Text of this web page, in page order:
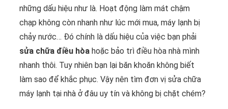
những dấu hiệu như là. Hoạt động làm mát chậm
chạp không còn nhanh như lúc mới mua, máy lạnh bị
chảy nước… Đó chính là dấu hiệu của việc bạn phải
sửa chữa điều hòa hoặc bảo trì điều hòa nhà mình
nhanh thôi. Tuy nhiên bạn lại băn khoăn không biết
làm sao để khắc phục. Vậy nên tìm đơn vị sửa chữa
máy lạnh tại nhà ở đâu uy tín và không bị chặt chém?